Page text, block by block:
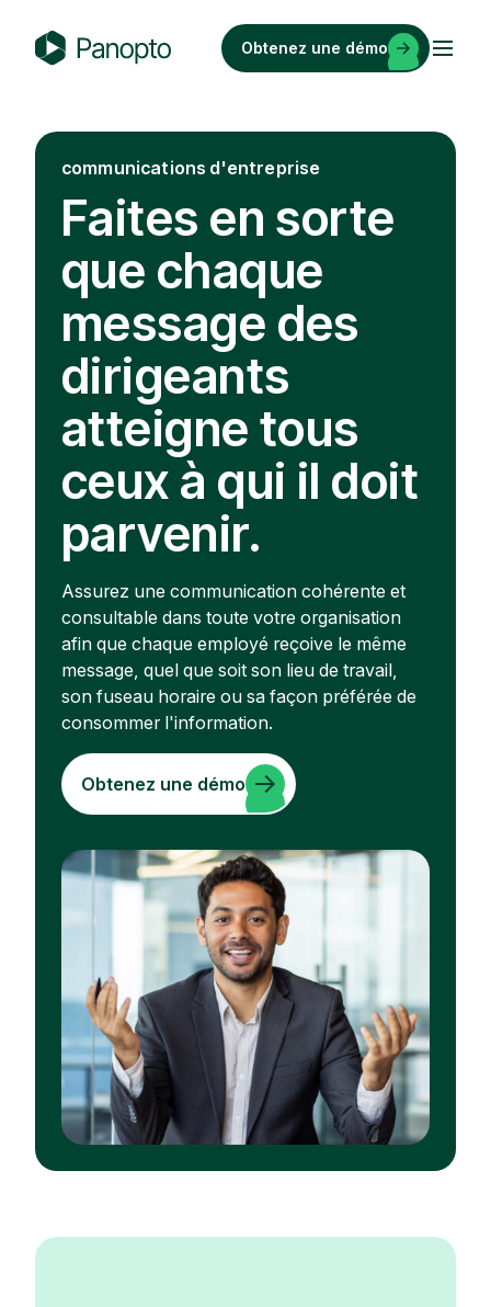
n
o
Obtenez une démo
communications d'entreprise
Faites en sorte
que chaque
message des
dirigeants
atteigne tous
ceux à qui il doit
parvenir.
Assurez une communication cohérente et
consultable dans toute votre organisation
afin que chaque employé reçoive le même
message, quel que soit son lieu de travail,
son fuseau horaire ou sa façon préférée de
consommer l'information.
Obtenez une démo